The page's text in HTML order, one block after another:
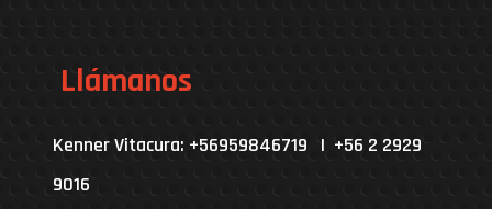
Llámanos
Kenner Vitacura: +56959846719 | +56 2 2929
9016